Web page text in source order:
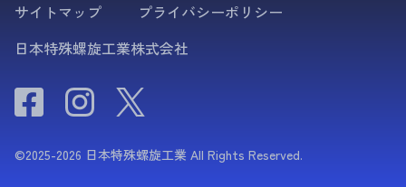
サイトマップ
プライバシーポリシー
日本特殊螺旋工業株式会社
©2025-2026 日本特殊螺旋工業 All Rights Reserved.